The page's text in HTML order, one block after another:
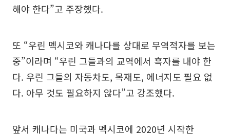
해야 한다”고 주장했다.
또 “우린 멕시코와 캐나다를 상대로 무역적자를 보는
중”이라며 “우린 그들과의 교역에서 흑자를 내야 한
다. 우린 그들의 자동차도, 목재도, 에너지도 필요 없
다. 아무 것도 필요하지 않다”고 강조했다.
앞서 캐나다는 미국과 멕시코에 2020년 시작한